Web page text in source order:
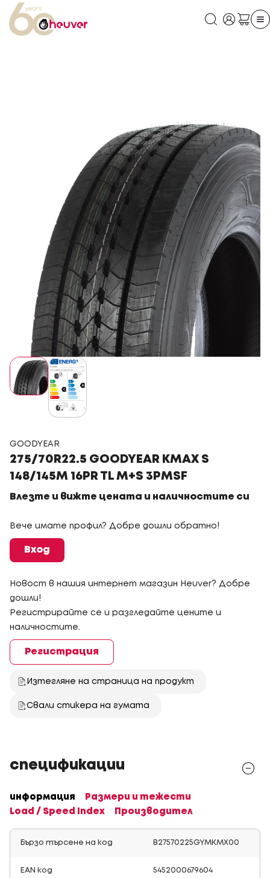
GOODYEAR
275/70R22.5 GOODYEAR KMAX S
148/145M 16PR TL M+S 3PMSF
Влезте и вижте цената и наличностите си
Вече имате профил? Добре дошли обратно!
Вход
Новост в нашия интернет магазин Heuver? Добре
дошли!
Регистрирайте се и разгледайте цените и
наличностите.
Регистрация
Изтегляне на страница на продукт
Свали стикера на гумата
спецификации
информация
Размери и тежести
Load / Speed Index
Производител
Бързо търсене на код B27570225GYMKMX00
EAN код 5452000679604